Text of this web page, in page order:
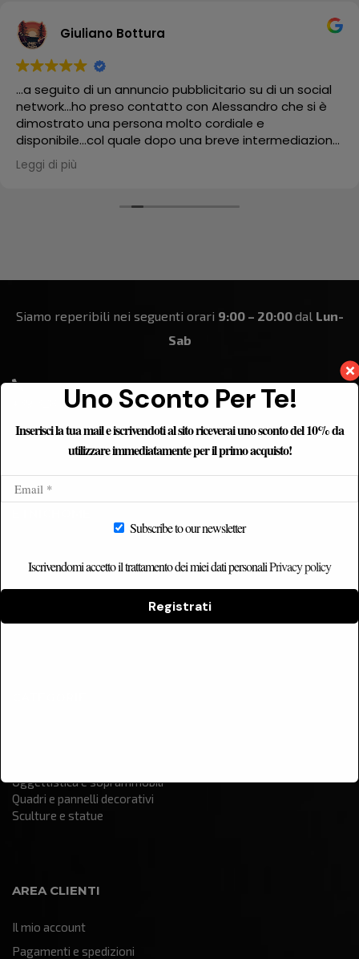
Giuliano Bottura
...a seguito di un annuncio pubblicitario su di un social
network...ho preso contatto con Alessandro che si è
dimostrato una persona molto cordiale e
disponibile...col quale dopo una breve intermediazione
ho acquistato una libreria "Yin Yang"!!! che mi è stata
trattata e spedita con tempi brevissimi data la
mi è stata recapitata in maniera impeccabile!!! è un
Leggi di più
Siamo reperibili nei seguenti orari 9:00 – 20:00dal Lun-
Sab
+39 328 184 8861
Chi siamo
Contatti
Oggettistica e soprammobili
Quadri e pannelli decorativi
Sculture e statue
AREA CLIENTI
Il mio account
Pagamenti e spedizioni
Uno Sconto Per Te!
Inserisci la tua mail e iscrivendoti al sito riceverai uno sconto del 10% da
utilizzare immediatamente per il primo acquisto!
Subscribe to our newsletter
Iscrivendomi accetto il trattamento dei miei dati personaliPrivacy policy
Registrati